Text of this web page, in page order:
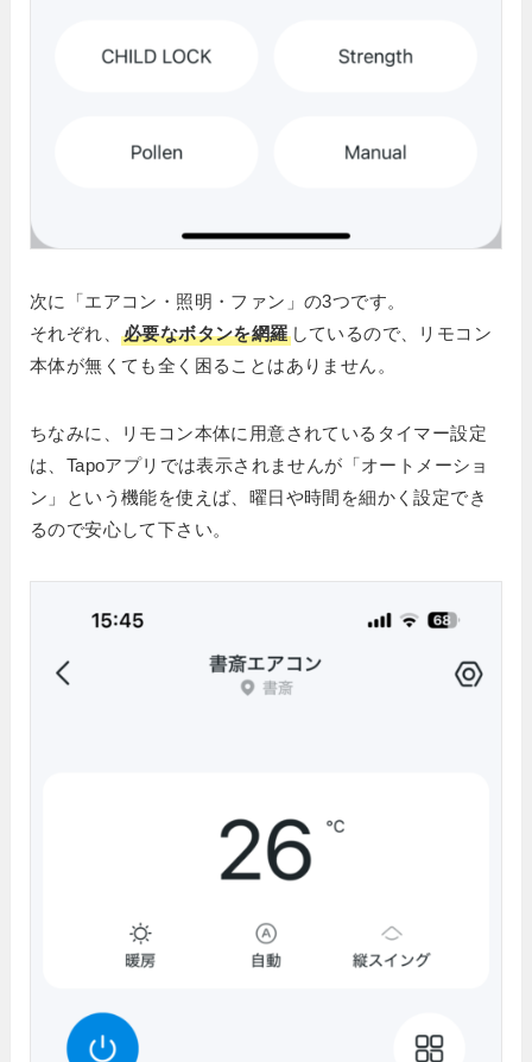
次に「エアコン・照明・ファン」の3つです。
それぞれ、
必要なボタンを網羅しているので、リモコン
本体が無くても全く困ることはありません。
ちなみに、リモコン本体に用意されているタイマー設定
は、Tapoアプリでは表示されませんが「オートメーショ
ン」という機能を使えば、曜日や時間を細かく設定でき
るので安心して下さい。